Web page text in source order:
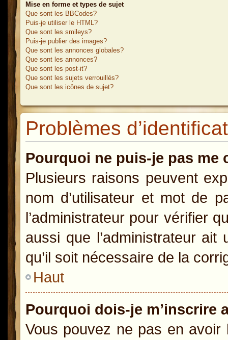
Mise en forme et types de sujet
Que sont les BBCodes?
Puis-je utiliser le HTML?
Que sont les smileys?
Puis-je publier des images?
Que sont les annonces globales?
Que sont les annonces?
Que sont les post-it?
Que sont les sujets verrouillés?
Que sont les icônes de sujet?
Problèmes
Pourquoi ne puis-je pas me
Plusieurs raisons peuvent
nom d’utilisateur et mot de
l’administrateur pour vérifier
aussi que l’administrateur
qu’il soit nécessaire de la
Haut
Pourquoi dois-je m’inscrire
Vous pouvez ne pas en avoir